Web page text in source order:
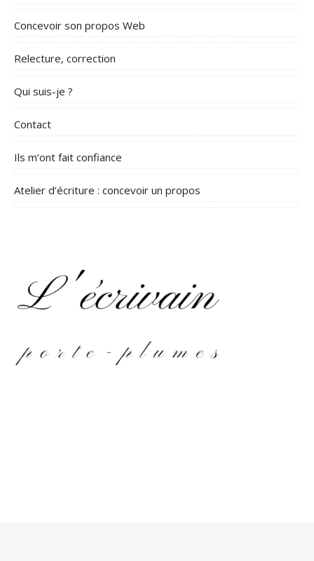
Concevoir son propos Web
Relecture, correction
Qui suis-je ?
Contact
Ils m’ont fait confiance
Atelier d’écriture : concevoir un propos